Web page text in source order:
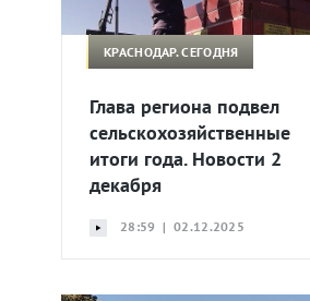
КРАСНОДАР. СЕГОДНЯ
Глава региона подвел
сельскохозяйственные
итоги года. Новости 2
декабря
28:59 | 02.12.2025